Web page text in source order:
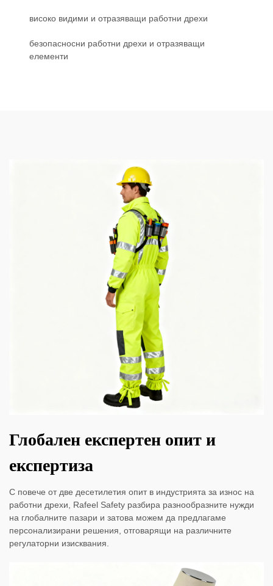
високо видими и отразяващи работни дрехи
безопасносни работни дрехи и отразяващи
елементи
Глобален експертен опит и
експертиза
С повече от две десетилетия опит в индустрията за износ на
работни дрехи, Rafeel Safety разбира разнообразните нужди
на глобалните пазари и затова можем да предлагаме
персонализирани решения, отговарящи на различните
регулаторни изисквания.